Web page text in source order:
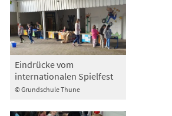
© Grundschule Thune
Eindrücke vom
internationalen Spielfest